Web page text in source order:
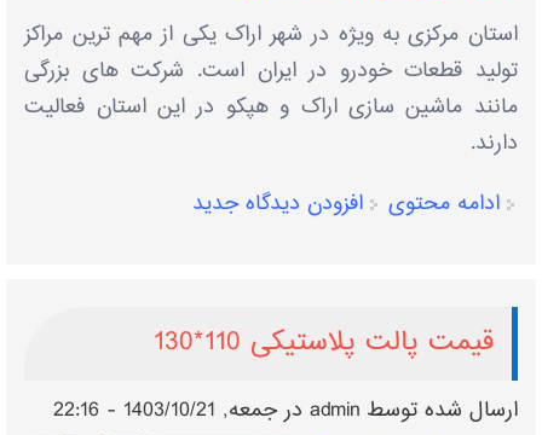
استان مرکزی به ‌ویژه در شهر اراک یکی از مهم ‌ترین مراکز
تولید قطعات خودرو در ایران است. شرکت‌ های بزرگی
مانند ماشین ‌سازی اراک و هپکو در این استان فعالیت
دارند.
ادامه محتوی
افزودن دیدگاه جدید
قیمت پالت پلاستیکی 110*130
ارسال شده توسطadmin در جمعه, 1403/10/21 - 22:16